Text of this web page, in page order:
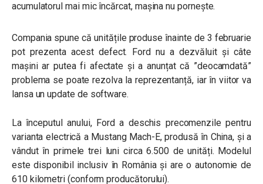
acumulatorul mai mic încărcat, mașina nu pornește.
Compania spune că unitățile produse înainte de 3 februarie
pot prezenta acest defect. Ford nu a dezvăluit și câte
mașini ar putea fi afectate și a anunțat că ”deocamdată”
problema se poate rezolva la reprezentanță, iar în viitor va
lansa un update de software.
La începutul anului, Ford a deschis precomenzile pentru
varianta electrică a Mustang Mach-E, produsă în China, și a
vândut în primele trei luni circa 6.500 de unități. Modelul
este disponibil inclusiv în România și are o autonomie de
610 kilometri (conform producătorului).